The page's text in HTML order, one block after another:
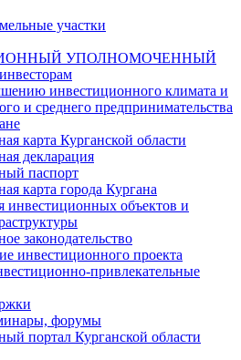
участки
УПОЛНОМОЧЕННЫЙ
инвестиционного климата и
и среднего предпринимательства
карта Курганской области
декларация
паспорт
карта города Кургана
инвестиционных объектов и
законодательство
инвестиционного проекта
привлекательные
форумы
портал Курганской области